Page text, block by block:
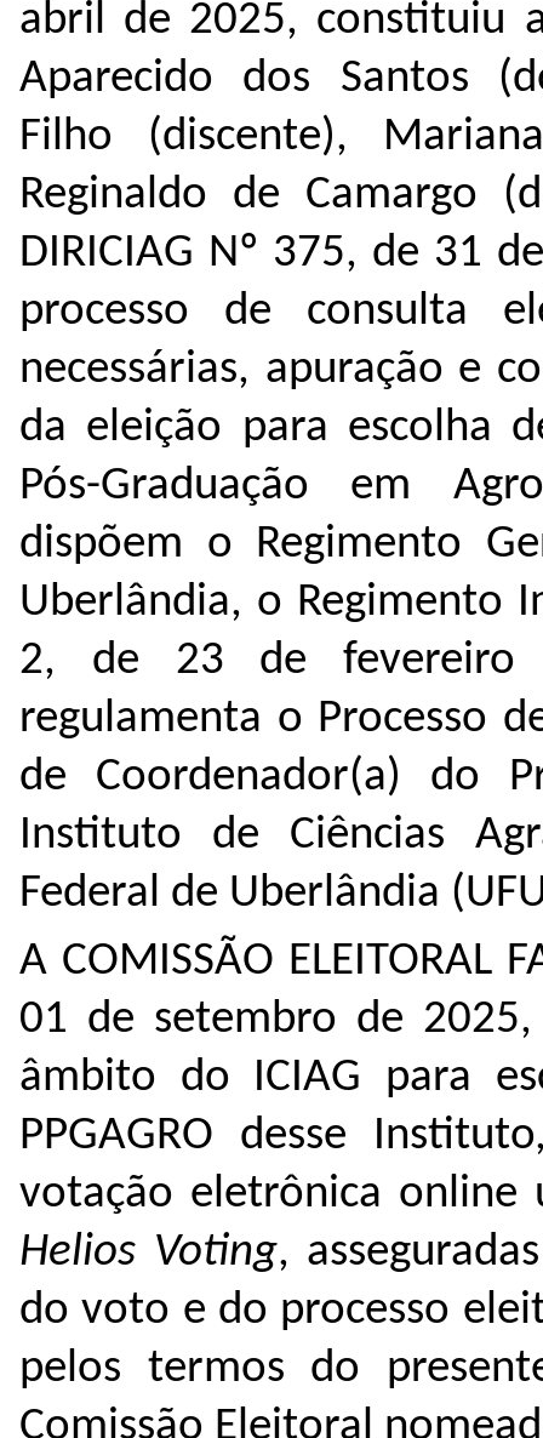
abril de 2025, constituiu
Aparecido dos Santos
Filho (discente),
Reginaldo de Camargo
DIRICIAG Nº 375, de 31
processo de consulta
necessárias, apuração e
da eleição para escolha
Pós-Graduação em
dispõem o Regimento
Uberlândia, o Regimento
2, de 23 de fevereiro
regulamenta o Processo
de Coordenador(a) do
Instituto de Ciências
Federal de Uberlândia
A COMISSÃO ELEITORAL
01 de setembro de 2025,
âmbito do ICIAG para
PPGAGRO desse
votação eletrônica online
Helios Voting,
do voto e do processo
pelos termos do
Comissão Eleitoral